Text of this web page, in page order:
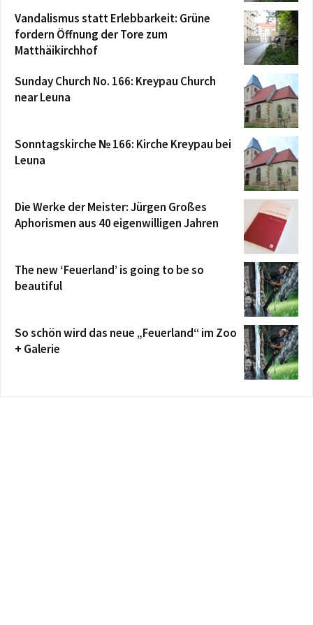
Vandalismus statt Erlebbarkeit: Grüne
fordern Öffnung der Tore zum
Matthäikirchhof
Sunday Church No. 166: Kreypau Church
near Leuna
Sonntagskirche № 166: Kirche Kreypau bei
Leuna
Die Werke der Meister: Jürgen Großes
Aphorismen aus 40 eigenwilligen Jahren
The new ‘Feuerland’ is going to be so
beautiful
So schön wird das neue „Feuerland“ im Zoo
+ Galerie